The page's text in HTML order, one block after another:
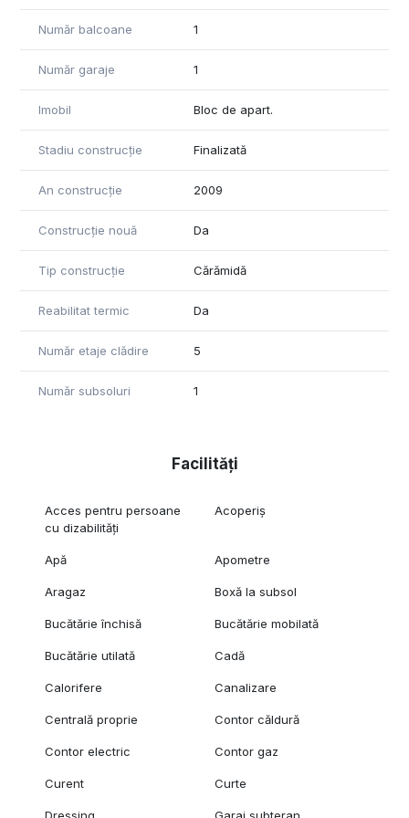
Număr balcoane 1
Număr garaje 1
Imobil Bloc de apart.
Stadiu construcție Finalizată
An construcție 2009
Construcție nouă Da
Tip construcție Cărămidă
Reabilitat termic Da
Număr etaje clădire 5
Număr subsoluri 1
Facilități
Acces pentru persoane
cu dizabilități
Acoperiș
Apă Apometre
Aragaz Boxă la subsol
Bucătărie închisă Bucătărie mobilată
Bucătărie utilată Cadă
Calorifere Canalizare
Centrală proprie Contor căldură
Contor electric Contor gaz
Curent Curte
Dressing Garaj subteran